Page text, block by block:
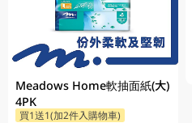
Meadows Home軟抽面紙(大)
4PK
買1送1(加2件入購物車)